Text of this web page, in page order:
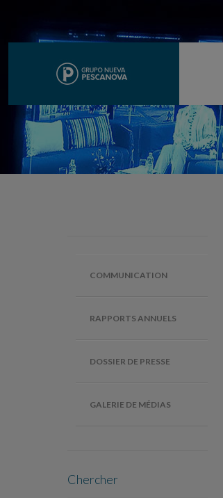
COMMUNICATION
RAPPORTS ANNUELS
DOSSIER DE PRESSE
GALERIE DE MÉDIAS
Chercher